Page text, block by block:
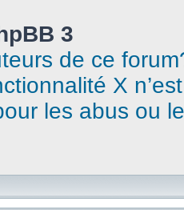
3
de ce
X
les abus ou